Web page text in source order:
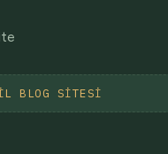
BLOG SITESI